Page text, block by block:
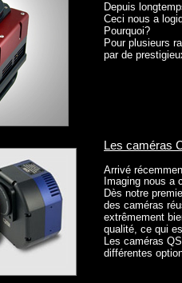
Depuis
Ceci nous a
Pourquoi?
Pour plusieurs
par de
Les caméras
Arrivé
Imaging nous a
Dès notre
des caméras
extrêmement
qualité, ce qui
Les caméras
différentes